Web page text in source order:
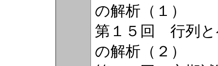
の解析（１）
第１５回 行列と
の解析（２）